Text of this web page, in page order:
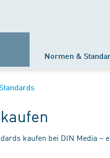
Normen &
kaufen bei DIN Media –